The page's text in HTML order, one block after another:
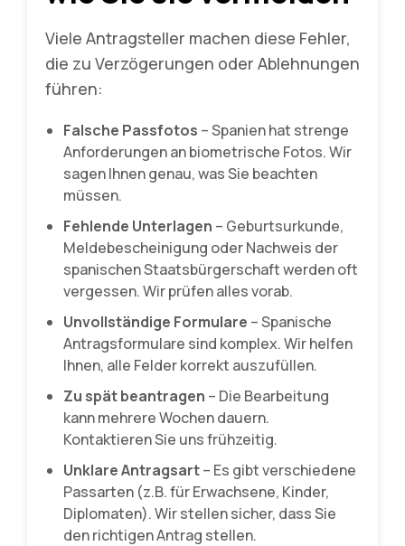
Viele Antragsteller machen diese Fehler,
die zu Verzögerungen oder Ablehnungen
führen:
Falsche Passfotos – Spanien hat strenge
Anforderungen an biometrische Fotos. Wir
sagen Ihnen genau, was Sie beachten
müssen.
Fehlende Unterlagen – Geburtsurkunde,
Meldebescheinigung oder Nachweis der
spanischen Staatsbürgerschaft werden oft
vergessen. Wir prüfen alles vorab.
Unvollständige Formulare – Spanische
Antragsformulare sind komplex. Wir helfen
Ihnen, alle Felder korrekt auszufüllen.
Zu spät beantragen – Die Bearbeitung
kann mehrere Wochen dauern.
Kontaktieren Sie uns frühzeitig.
Unklare Antragsart– Es gibt verschiedene
Passarten (z.B. für Erwachsene, Kinder,
Diplomaten). Wir stellen sicher, dass Sie
den richtigen Antrag stellen.